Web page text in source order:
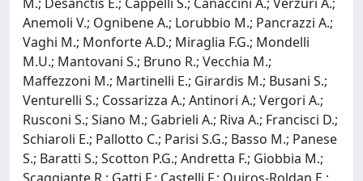
Anemoli V.; Ognibene A.; Lorubbio M.; Pancrazzi A.;
Vaghi M.; Monforte A.D.; Miraglia F.G.; Mondelli
M.U.; Mantovani S.; Bruno R.; Vecchia M.;
Maffezzoni M.; Martinelli E.; Girardis M.; Busani S.;
Venturelli S.; Cossarizza A.; Antinori A.; Vergori A.;
Rusconi S.; Siano M.; Gabrieli A.; Riva A.; Francisci D.;
Schiaroli E.; Pallotto C.; Parisi S.G.; Basso M.; Panese
S.; Baratti S.; Scotton P.G.; Andretta F.; Giobbia M.;